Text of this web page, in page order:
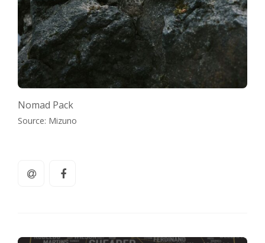
Nomad Pack
Source: Mizuno